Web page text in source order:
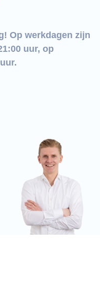
Op werkdagen zijn
uur, op